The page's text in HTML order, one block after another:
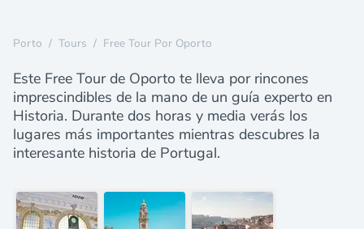
Porto / Tours / Free Tour Por Oporto
Este Free Tour de Oporto te lleva por rincones
imprescindibles de la mano de un guía experto en
Historia. Durante dos horas y media verás los
lugares más importantes mientras descubres la
interesante historia de Portugal.